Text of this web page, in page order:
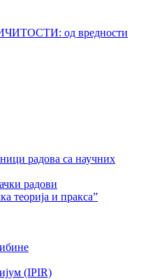
oд вредности
радова са научних
радови
теорија и пракса”
(IPIR)